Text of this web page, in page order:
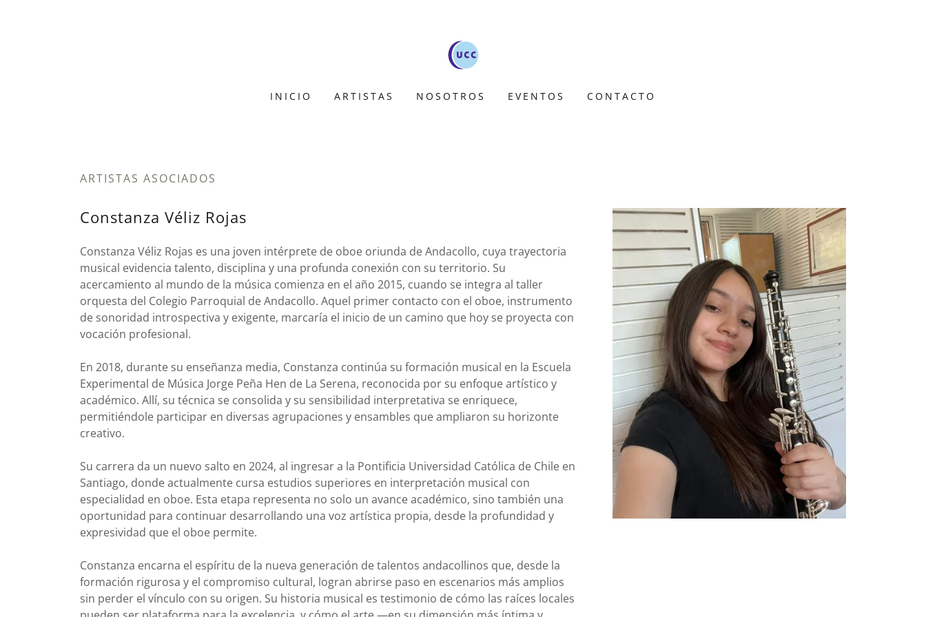
INICIO ARTISTAS NOSOTROS EVENTOS CONTACTO
ARTISTAS ASOCIADOS
Constanza Véliz Rojas
Constanza Véliz Rojas es una joven intérprete de oboe oriunda de Andacollo, cuya trayectoria
musical evidencia talento, disciplina y una profunda conexión con su territorio. Su
acercamiento al mundo de la música comienza en el año 2015, cuando se integra al taller
orquesta del Colegio Parroquial de Andacollo. Aquel primer contacto con el oboe, instrumento
de sonoridad introspectiva y exigente, marcaría el inicio de un camino que hoy se proyecta con
vocación profesional.
En 2018, durante su enseñanza media, Constanza continúa su formación musical en la Escuela
Experimental de Música Jorge Peña Hen de La Serena, reconocida por su enfoque artístico y
académico. Allí, su técnica se consolida y su sensibilidad interpretativa se enriquece,
permitiéndole participar en diversas agrupaciones y ensambles que ampliaron su horizonte
creativo.
Su carrera da un nuevo salto en 2024, al ingresar a la Pontificia Universidad Católica de Chile en
Santiago, donde actualmente cursa estudios superiores en interpretación musical con
especialidad en oboe. Esta etapa representa no solo un avance académico, sino también una
oportunidad para continuar desarrollando una voz artística propia, desde la profundidad y
expresividad que el oboe permite.
Constanza encarna el espíritu de la nueva generación de talentos andacollinos que, desde la
formación rigurosa y el compromiso cultural, logran abrirse paso en escenarios más amplios
sin perder el vínculo con su origen. Su historia musical es testimonio de cómo las raíces locales